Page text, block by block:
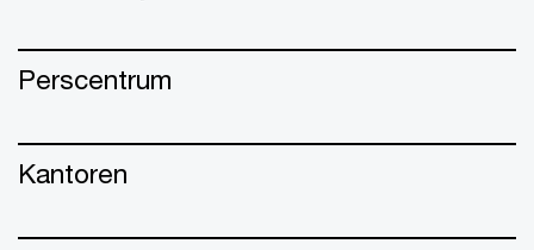
Perscentrum
Kantoren